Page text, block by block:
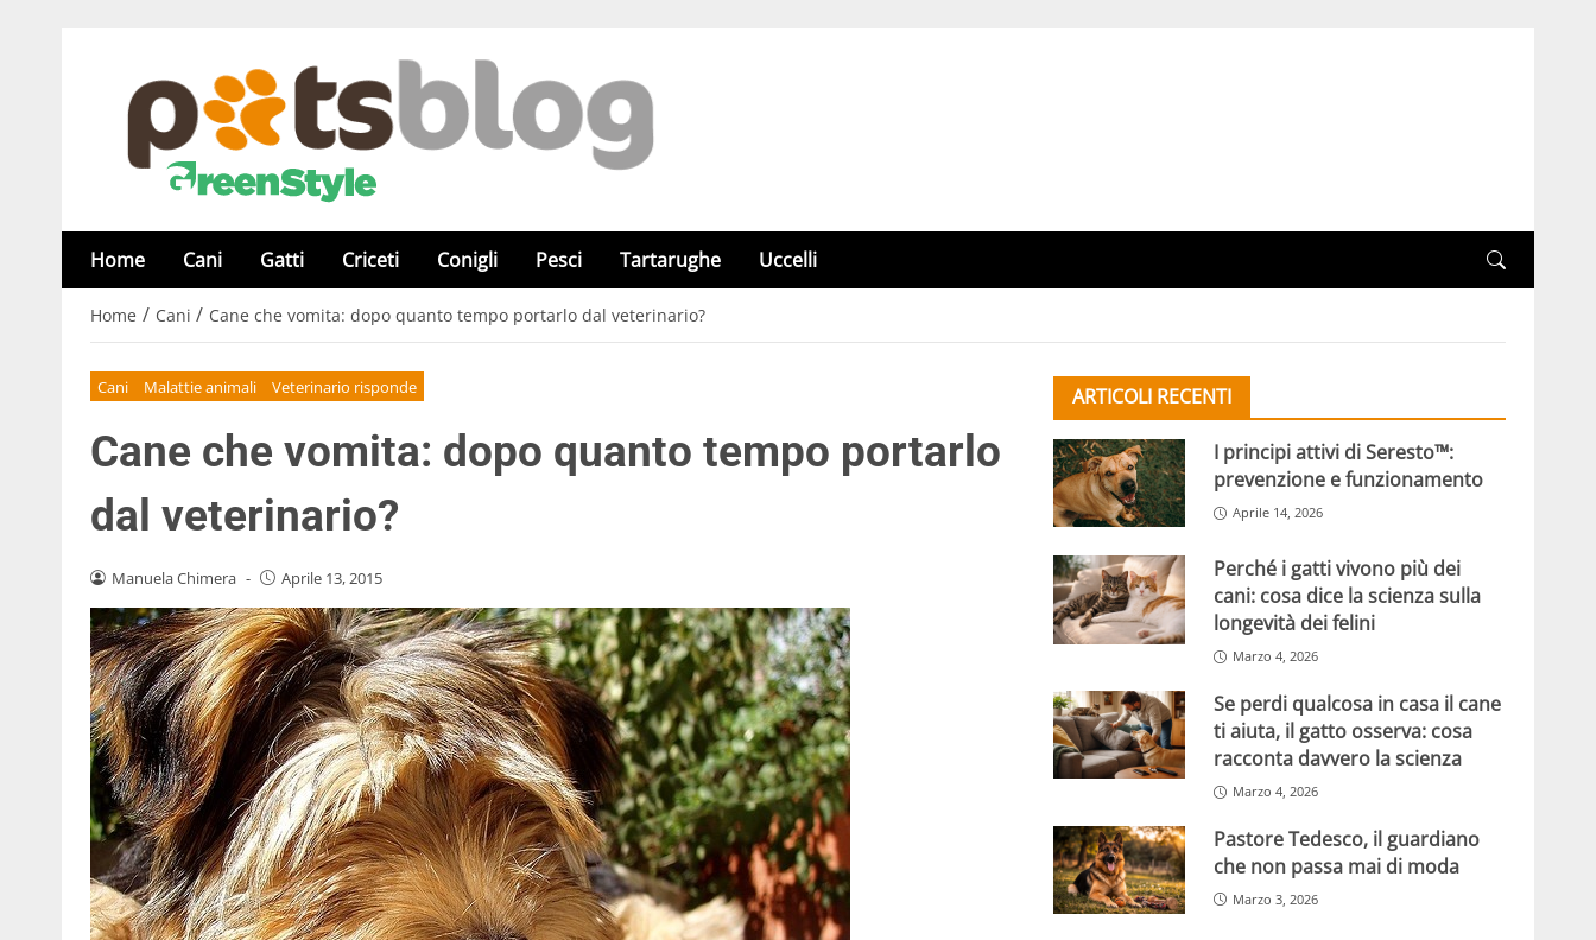
Home Cani Gatti Criceti Conigli Pesci Tartarughe Uccelli
Home / Cani / Cane che vomita: dopo quanto tempo portarlo dal veterinario?
Cani Malattie animali Veterinario risponde
Cane che vomita: dopo quanto tempo portarlo
dal veterinario?
Manuela Chimera - Aprile 13, 2015
ARTICOLI RECENTI
I principi attivi di Seresto™:
prevenzione e funzionamento
Aprile 14, 2026
Perché i gatti vivono più dei
cani: cosa dice la scienza sulla
longevità dei felini
Marzo 4, 2026
Se perdi qualcosa in casa il cane
ti aiuta, il gatto osserva: cosa
racconta davvero la scienza
Marzo 4, 2026
Pastore Tedesco, il guardiano
che non passa mai di moda
Marzo 3, 2026